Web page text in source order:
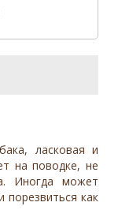
ласковая и
на поводке, не
Иногда может
порезвиться как